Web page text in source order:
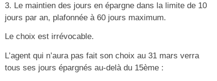
3. Le maintien des jours en épargne dans la limite de 10
jours par an, plafonnée à 60 jours maximum.
Le choix est irrévocable.
L’agent qui n’aura pas fait son choix au 31 mars verra
tous ses jours épargnés au-delà du 15ème :